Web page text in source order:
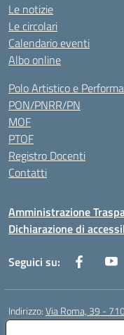
Le notizie
Le circolari
Calendario eventi
Albo online
Polo Artistico e
PON/PNRR/PN
MOF
PTOF
Registro Docenti
Contatti
Amministrazione
Dichiarazione di
Seguici su:
Indirizzo:Via Roma, 39 -
Centralino: